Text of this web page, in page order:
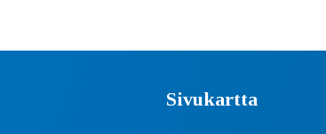
Sivukartta